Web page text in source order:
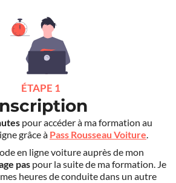
ÉTAPE 1
pour accéder à ma formation au
grâce à Pass Rousseau Voiture.
en ligne voiture auprès de mon
pas pour la suite de ma formation. Je
heures de conduite dans un autre